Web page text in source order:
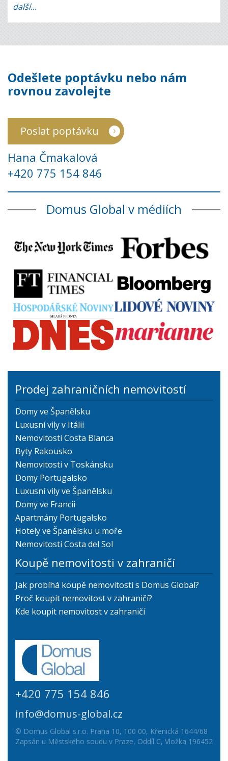
další...
Odešlete poptávku nebo nám
rovnou zavolejte
Poslat poptávku
Hana Čmakalová
+420 775 154 846
Domus Global v médiích
Prodej zahraničních nemovitostí
Domy ve Španělsku
Luxusní vily v Itálii
Nemovitosti Costa Blanca
Byty Rakousko
Nemovitosti v Toskánsku
Domy Portugalsko
Luxusní vily ve Španělsku
Domy ve Francii
Apartmány Portugalsko
Hotely ve Španělsku u moře
Nemovitosti Costa del Sol
Koupě nemovitosti v zahraničí
Jak probíhá koupě nemovitosti s Domus Global?
Proč koupit nemovitost v zahraničí?
Kde koupit nemovitost v zahraničí
+420 775 154 846
info@domus-global.cz
© Domus Global s.r.o. Praha 10, 100 00, Křenická 1644/68
Zapsán u Městského soudu v Praze, Oddíl C, Vložka 196452